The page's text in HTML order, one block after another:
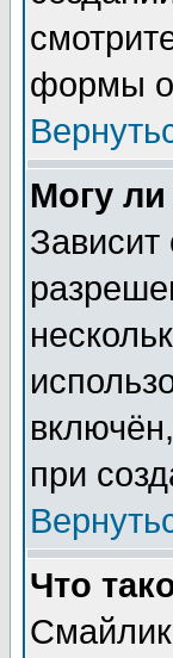
формы
Могу ли
Зависит
при
Что